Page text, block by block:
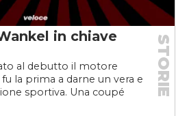
in chiave
al debutto il motore
la prima a darne un vera e
sportiva. Una coupé
STORIE